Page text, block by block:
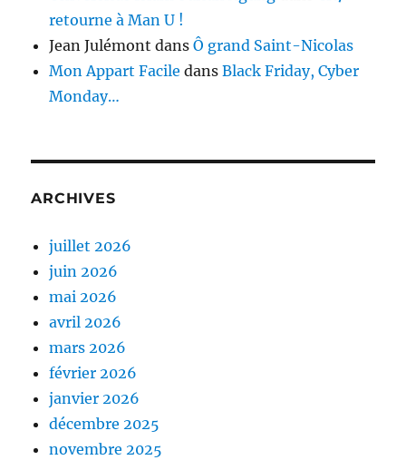
retourne à Man U !
Jean Julémont dansÔ grand Saint-Nicolas
Mon Appart Facile dansBlack Friday, Cyber
Monday…
ARCHIVES
juillet 2026
juin 2026
mai 2026
avril 2026
mars 2026
février 2026
janvier 2026
décembre 2025
novembre 2025